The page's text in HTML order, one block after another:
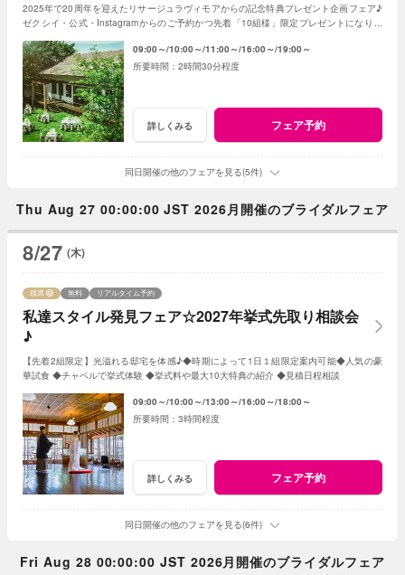
2025年で20周年を迎えたリサージュラヴィモアからの記念特典プレゼント企画フェア♪
ゼクシイ・公式・Instagramからのご予約かつ先着「10組様」限定プレゼントになりま
09:00～ 10:00～ 11:00～ 16:00～ 19:00～
2時間30分程度
詳しくみる フェア予約
同日開催の他のフェアを見る(5件)
Thu Aug 27 00:00:00 JST 2026月開催のブライダルフェア
8/27 (木)
私達スタイル発見フェア☆2027年挙式先取り相談会
♪
残席 無料 リアルタイム予約
【先着2組限定】光溢れる邸宅を体感♪◆時期によって1日１組限定案内可能◆人気の豪
華試食 ◆チャペルで挙式体験 ◆挙式料や最大10大特典の紹介 ◆見積日程相談
09:00～ 10:00～ 13:00～ 16:00～ 18:00～
3時間程度
詳しくみる フェア予約
同日開催の他のフェアを見る(6件)
Fri Aug 28 00:00:00 JST 2026月開催のブライダルフェア